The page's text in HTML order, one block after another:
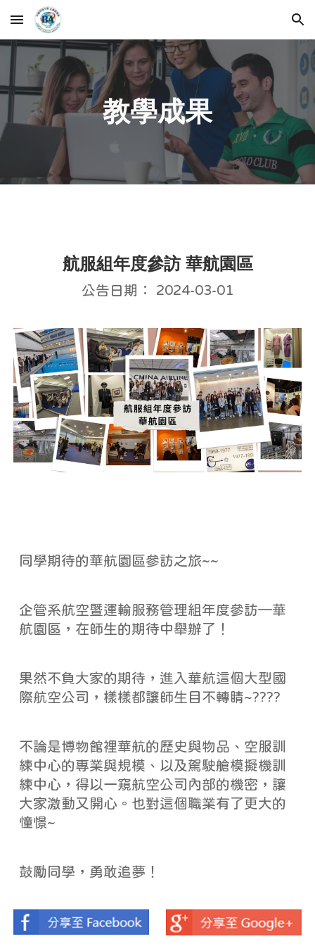
Skip to main content Skip to navigation
教學成果
航服組年度參訪 華航園區
公告日期： 2024-03-01
同學期待的華航園區參訪之旅~~
企管系航空暨運輸服務管理組年度參訪—華
航園區，在師生的期待中舉辦了！
果然不負大家的期待，進入華航這個大型國
際航空公司，樣樣都讓師生目不轉睛~????
不論是博物館裡華航的歷史與物品、空服訓
練中心的專業與規模、以及駕駛艙模擬機訓
練中心，得以一窺航空公司內部的機密，讓
大家激動又開心。也對這個職業有了更大的
憧憬~
鼓勵同學，勇敢追夢！